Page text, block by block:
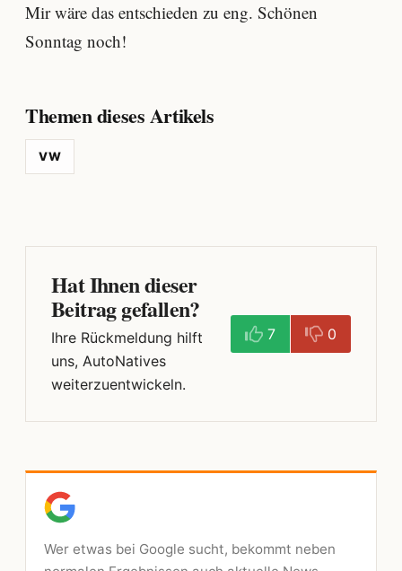
Mir wäre das entschieden zu eng. Schönen
Sonntag noch!
Themen dieses Artikels
VW
Hat Ihnen dieser
Beitrag gefallen?
Ihre Rückmeldung hilft
uns, AutoNatives
weiterzuentwickeln.
7 0
Wer etwas bei Google sucht, bekommt neben